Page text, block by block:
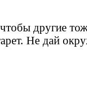
другие
Не дай